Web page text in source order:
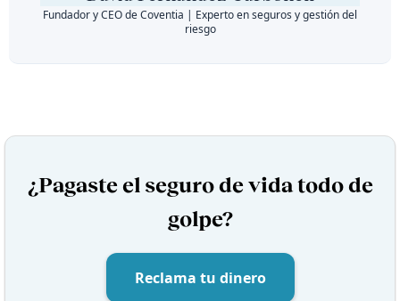
Fundador y CEO de Coventia | Experto en seguros y gestión del
riesgo
¿Pagaste el seguro de vida todo de
golpe?
Reclama tu dinero